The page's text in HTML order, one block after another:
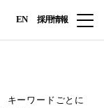
EN 採用情報
キーワードごとに